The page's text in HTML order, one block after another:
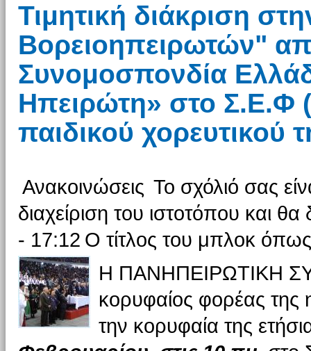
Τιμητική διάκριση
Βορειοηπειρωτών"
Συνομοσπονδία
Ηπειρώτη» στο Σ.Ε.Φ
παιδικού χορευτικού
Ανακοινώσεις Το σχόλιό σας
διαχείριση του ιστοτόπου και
- 17:12 Ο τίτλος του μπλοκ
Η ΠΑΝΗΠΕΙΡΩΤΙΚΗ
κορυφαίος φορέας της
την κορυφαία της